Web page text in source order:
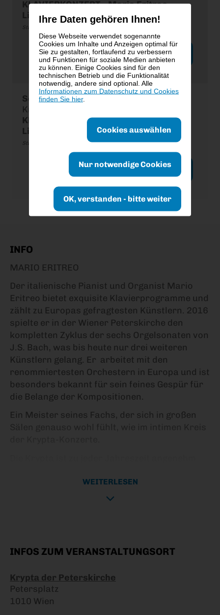
Ihre Daten gehören Ihnen!
Diese Webseite verwendet sogenannte
Cookies um Inhalte und Anzeigen optimal für
Sie zu gestalten, fortlaufend zu verbessern
und Funktionen für soziale Medien anbieten
zu können. Einige Cookies sind für den
technischen Betrieb und die Funktionalität
notwendig, andere sind optional. Alle
Informationen zum Datenschutz und Cookies
finden Sie hier.
Cookies auswählen
Nur notwendige Cookies
OK, verstanden - bitte weiter
KLAVIERKONZERT - Mario Eritreo -
Liebestraum
Stanglmayr Dorothee
Tickets ab € 34,00
So., 30.08.2026
Krypta der Peterskirche, Wien
KLAVIERKONZERT - Mario Eritreo -
Liebestraum
Stanglmayr Dorothee
Tickets ab € 34,00
INFO
MARIO ERITREO
Der italienische Pianist und Organist Mario
Eritreo bietet exquisite Klavierprogramme und
zählt zu Europas gefragtesten Künstlern. 2016
spielte er in der Wiener Peterskirche den
kompletten Zyklus der sechs Orgelsonaten von
J.S. Bach, was bis heute nur drei weiteren
Künstlern gelang. Er arbeitet mit den
renommiertesten Orchestern in Europa und ist
besonders bekannt für sein feines Gespür für
die Belange der Kompositionen.
Ein Meister seines Fachs, der sich in großen
Robert Schumann (1810 - 1856)
Kinderszenen Op. 15
1. Von fremden Ländern und Menschen 2.
Kuriose Geschichte 3. Hasche-Mann 4.
WEITERLESEN
INFOS ZUM VERANSTALTUNGSORT
Krypta der Peterskirche
Petersplatz
1010 Wien